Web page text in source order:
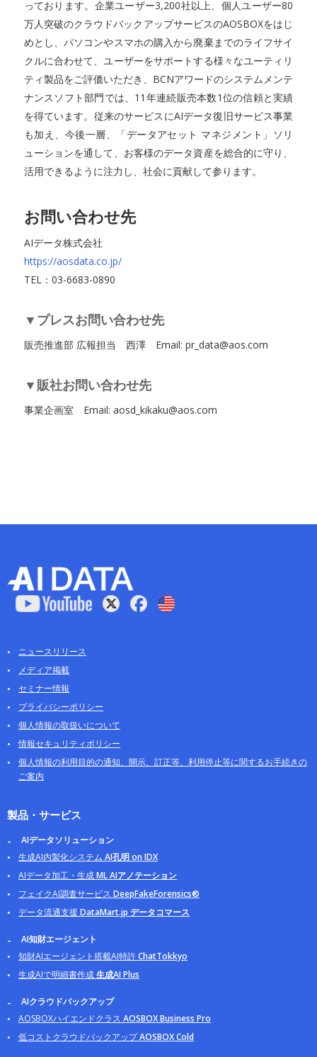
っております。企業ユーザー3,200社以上、個人ユーザー80
万人突破のクラウドバックアップサービスのAOSBOXをはじ
めとし、パソコンやスマホの購入から廃棄までのライフサイ
クルに合わせて、ユーザーをサポートする様々なユーティリ
ティ製品をご評価いただき、BCNアワードのシステムメンテ
ナンスソフト部門では、11年連続販売本数1位の信頼と実績
を得ています。従来のサービスにAIデータ復旧サービス事業
も加え、今後一層、「データアセット マネジメント」ソリ
ューションを通して、お客様のデータ資産を総合的に守り、
活用できるように注力し、社会に貢献して参ります。
お問い合わせ先
AIデータ株式会社
https://aosdata.co.jp/
TEL：03-6683-0890
▼プレスお問い合わせ先
販売推進部 広報担当 西澤 Email: pr_data@aos.com
▼販社お問い合わせ先
事業企画室 Email: aosd_kikaku@aos.com
ニュースリリース
メディア掲載
セミナー情報
プライバシーポリシー
個人情報の取扱いについて
情報セキュリティポリシー
個人情報の利用目的の通知、開示、訂正等、利用停止等に関するお手続きの
ご案内
製品・サービス
AIデータソリューション
生成AI内製化システム AI孔明 on IDX
AIデータ加工・生成ML AIアノテーション
フェイクAI調査サービス DeepFakeForensics®
データ流通支援 DataMart.jp データコマース
AI知財エージェント
知財AIエージェント搭載AI特許ChatTokkyo
生成AIで明細書作成生成AI Plus
AIクラウドバックアップ
AOSBOXハイエンドクラス AOSBOX Business Pro
低コストクラウドバックアップAOSBOX Cold